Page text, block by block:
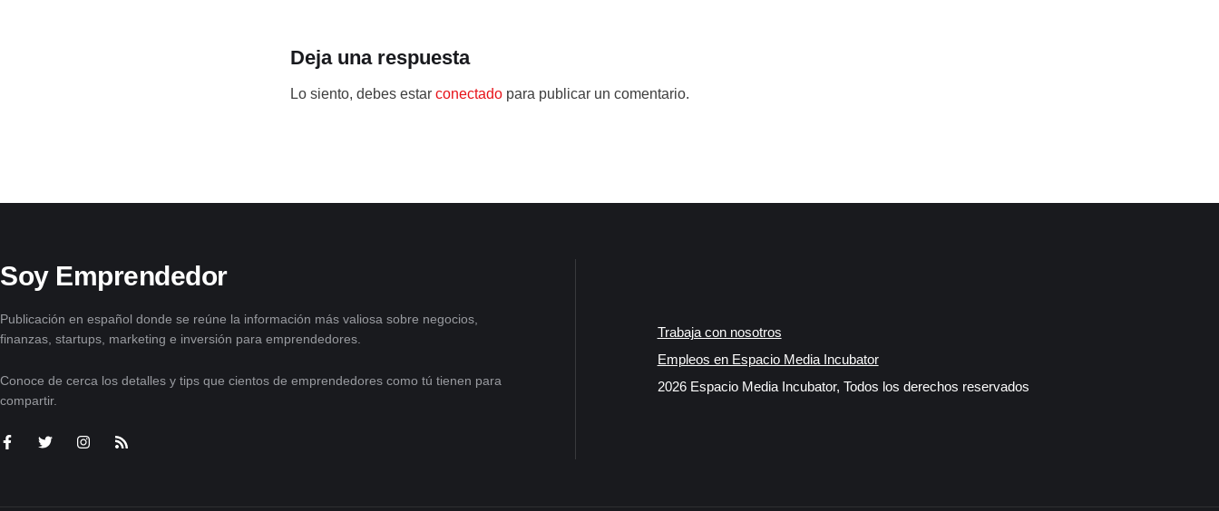
Deja una respuesta
Lo siento, debes estar conectado para publicar un comentario.
Soy Emprendedor
Publicación en español donde se reúne la información más valiosa sobre negocios,
finanzas, startups, marketing e inversión para emprendedores.
Conoce de cerca los detalles y tips que cientos de emprendedores como tú tienen para
compartir.
Trabaja con nosotros
Empleos en Espacio Media Incubator
2026 Espacio Media Incubator, Todos los derechos reservados